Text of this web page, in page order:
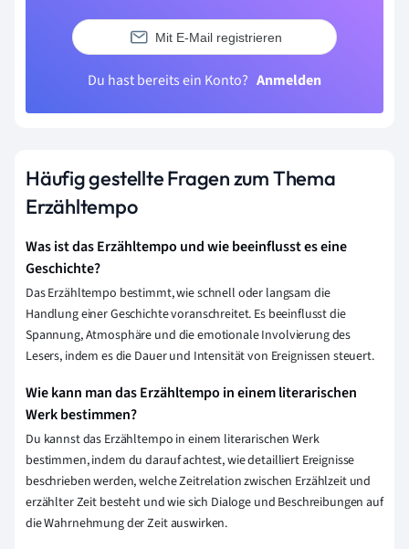
Mit E-Mail registrieren
Du hast bereits ein Konto? Anmelden
Häufig gestellte Fragen zum Thema
Erzähltempo
Was ist das Erzähltempo und wie beeinflusst es eine
Geschichte?
Das Erzähltempo bestimmt, wie schnell oder langsam die
Handlung einer Geschichte voranschreitet. Es beeinflusst die
Spannung, Atmosphäre und die emotionale Involvierung des
Lesers, indem es die Dauer und Intensität von Ereignissen steuert.
Wie kann man das Erzähltempo in einem literarischen
Werk bestimmen?
Du kannst das Erzähltempo in einem literarischen Werk
bestimmen, indem du darauf achtest, wie detailliert Ereignisse
beschrieben werden, welche Zeitrelation zwischen Erzählzeit und
erzählter Zeit besteht und wie sich Dialoge und Beschreibungen auf
die Wahrnehmung der Zeit auswirken.